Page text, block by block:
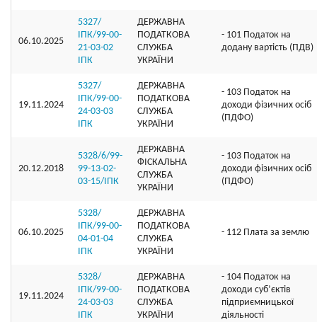
06.10.2025
5327/
ІПК/99-00-
21-03-02
ІПК
ДЕРЖАВНА
ПОДАТКОВА
СЛУЖБА
УКРАЇНИ
- 101 Податок на
додану вартість (ПДВ)
19.11.2024
5327/
ІПК/99-00-
24-03-03
ІПК
ДЕРЖАВНА
ПОДАТКОВА
СЛУЖБА
УКРАЇНИ
- 103 Податок на
доходи фізичних осіб
(ПДФО)
20.12.2018
5328/6/99-
99-13-02-
03-15/ІПК
ДЕРЖАВНА
ФІСКАЛЬНА
СЛУЖБА
УКРАЇНИ
- 103 Податок на
доходи фізичних осіб
(ПДФО)
06.10.2025
5328/
ІПК/99-00-
04-01-04
ІПК
ДЕРЖАВНА
ПОДАТКОВА
СЛУЖБА
УКРАЇНИ
- 112 Плата за землю
19.11.2024
5328/
ІПК/99-00-
24-03-03
ІПК
ДЕРЖАВНА
ПОДАТКОВА
СЛУЖБА
УКРАЇНИ
- 104 Податок на
доходи суб’єктів
підприємницької
діяльності